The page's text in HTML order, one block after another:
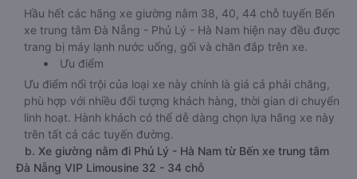
Hầu hết các hãng xe giường nằm 38, 40, 44 chỗ tuyến Bến
xe trung tâm Đà Nẵng - Phủ Lý - Hà Nam hiện nay đều được
trang bị máy lạnh nước uống, gối và chăn đắp trên xe.
Ưu điểm
Ưu điểm nổi trội của loại xe này chính là giá cả phải chăng,
phù hợp với nhiều đối tượng khách hàng, thời gian di chuyển
linh hoạt. Hành khách có thể dễ dàng chọn lựa hãng xe này
trên tất cả các tuyến đường.
b. Xe giường nằm đi Phủ Lý - Hà Nam từ Bến xe trung tâm
Đà Nẵng VIP Limousine 32 - 34 chỗ